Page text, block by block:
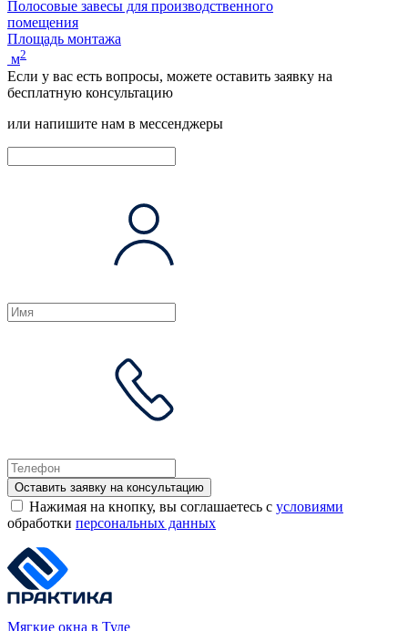
Полосовые завесы для производственного
помещения
Площадь монтажа
м2
Если у вас есть вопросы, можете оставить заявку на
бесплатную консультацию
или напишите нам в мессенджеры
Оставить заявку на консультацию
Нажимая на кнопку, вы соглашаетесь с условиями
обработки персональных данных
Мягкие окна в Туле